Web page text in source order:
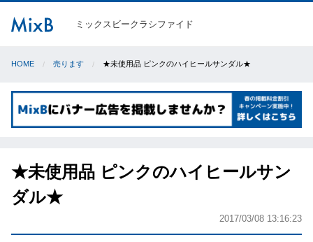
ミックスビークラシファイド
HOME 売ります ★未使用品 ピンクのハイヒールサンダル★
★未使用品 ピンクのハイヒールサン
ダル★
2017/03/08 13:16:23